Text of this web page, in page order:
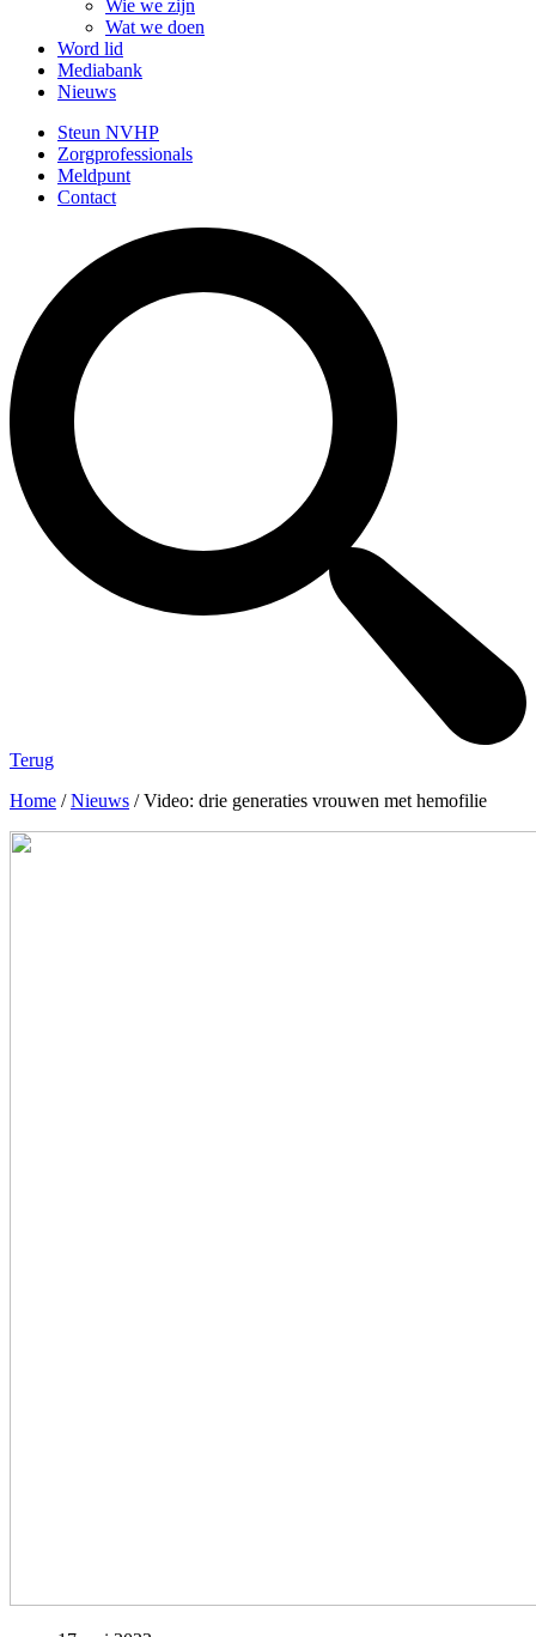
Wie we zijn
Wat we doen
Word lid
Mediabank
Nieuws
Steun NVHP
Zorgprofessionals
Meldpunt
Contact
Terug
Home /Nieuws /Video: drie generaties vrouwen met hemofilie